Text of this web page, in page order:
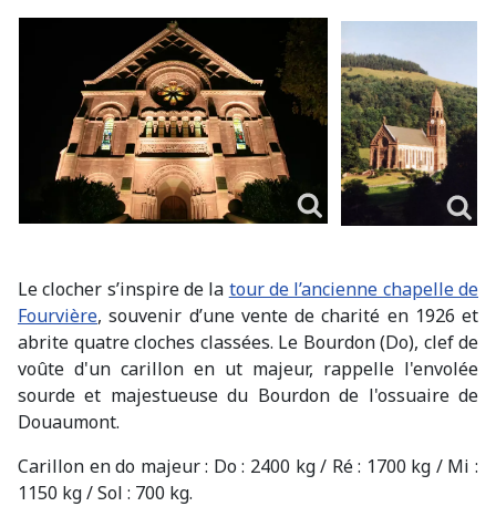
Le clocher s’inspire de la tour de l’ancienne chapelle de
Fourvière, souvenir d’une vente de charité en 1926 et
abrite quatre cloches classées. Le Bourdon (Do), clef de
voûte d'un carillon en ut majeur, rappelle l'envolée
sourde et majestueuse du Bourdon de l'ossuaire de
Douaumont.
Carillon en do majeur : Do : 2400 kg / Ré : 1700 kg / Mi :
1150 kg / Sol : 700 kg.